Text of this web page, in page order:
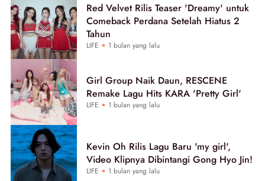
Red Velvet Rilis Teaser 'Dreamy' untuk
Comeback Perdana Setelah Hiatus 2
Tahun
LIFE 1 bulan yang lalu
Girl Group Naik Daun, RESCENE
Remake Lagu Hits KARA 'Pretty Girl'
LIFE 1 bulan yang lalu
Kevin Oh Rilis Lagu Baru 'my girl',
Video Klipnya Dibintangi Gong Hyo Jin!
LIFE 1 bulan yang lalu